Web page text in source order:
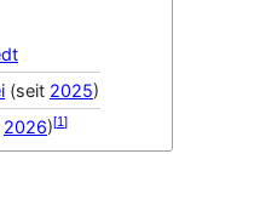
(seit 2025)
2026)[1 ]